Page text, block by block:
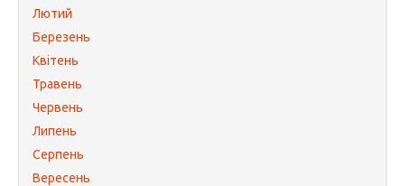
Лютий
Березень
Квітень
Травень
Червень
Липень
Серпень
Вересень